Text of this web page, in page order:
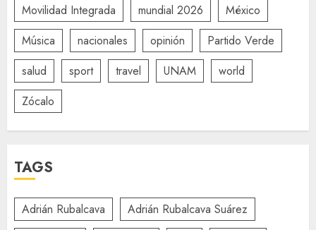
Movilidad Integrada mundial 2026
México
Música
nacionales opinión
Partido Verde
salud
sport travel UNAM
world
Zócalo
TAGS
Adrián Rubalcava
Adrián Rubalcava Suárez